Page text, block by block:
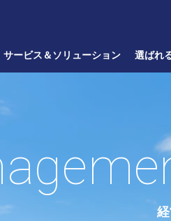
サービス＆ソリューション 選ばれ